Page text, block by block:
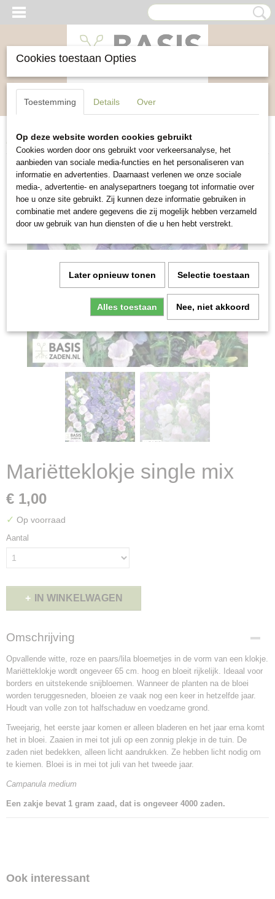
Inloggen Registreren
Home>Bloemen>Mariëtteklokje single mix
Mariëtteklokje single mix
€ 1,00
✓ Op voorraad
Aantal
IN WINKELWAGEN
Omschrijving
Opvallende witte, roze en paars/lila bloemetjes in de vorm van een klokje.
Mariëtteklokje wordt ongeveer 65 cm. hoog en bloeit rijkelijk. Ideaal voor
borders en uitstekende snijbloemen. Wanneer de planten na de bloei
worden teruggesneden, bloeien ze vaak nog een keer in hetzelfde jaar.
Houdt van volle zon tot halfschaduw en voedzame grond.
Tweejarig, het eerste jaar komen er alleen bladeren en het jaar erna komt
het in bloei. Zaaien in mei tot juli op een zonnig plekje in de tuin. De
zaden niet bedekken, alleen licht aandrukken. Ze hebben licht nodig om
te kiemen. Bloei is in mei tot juli van het tweede jaar.
Campanula medium
Een zakje bevat 1 gram zaad, dat is ongeveer 4000 zaden.
Ook interessant
Cookies toestaan Opties
Toestemming Details Over
Op deze website worden cookies gebruikt
Cookies worden door ons gebruikt voor verkeersanalyse, het
aanbieden van sociale media-functies en het personaliseren van
informatie en advertenties. Daarnaast verlenen we onze sociale
media-, advertentie- en analysepartners toegang tot informatie over
hoe u onze site gebruikt. Zij kunnen deze informatie gebruiken in
combinatie met andere gegevens die zij mogelijk hebben verzameld
door uw gebruik van hun diensten of die u hen hebt verstrekt.
Later opnieuw tonen Selectie toestaan
Alles toestaan Nee, niet akkoord